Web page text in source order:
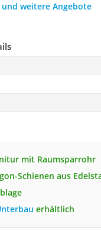
weitere Angebote
mit Raumsparrohr
Schienen aus
erhältlich